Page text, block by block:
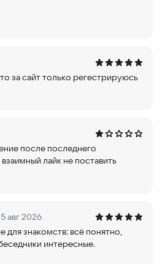
за сайт только регестрируюсь
после последнего
лайк не поставить
авг 2026
для знакомств: всё понятно,
интересные.